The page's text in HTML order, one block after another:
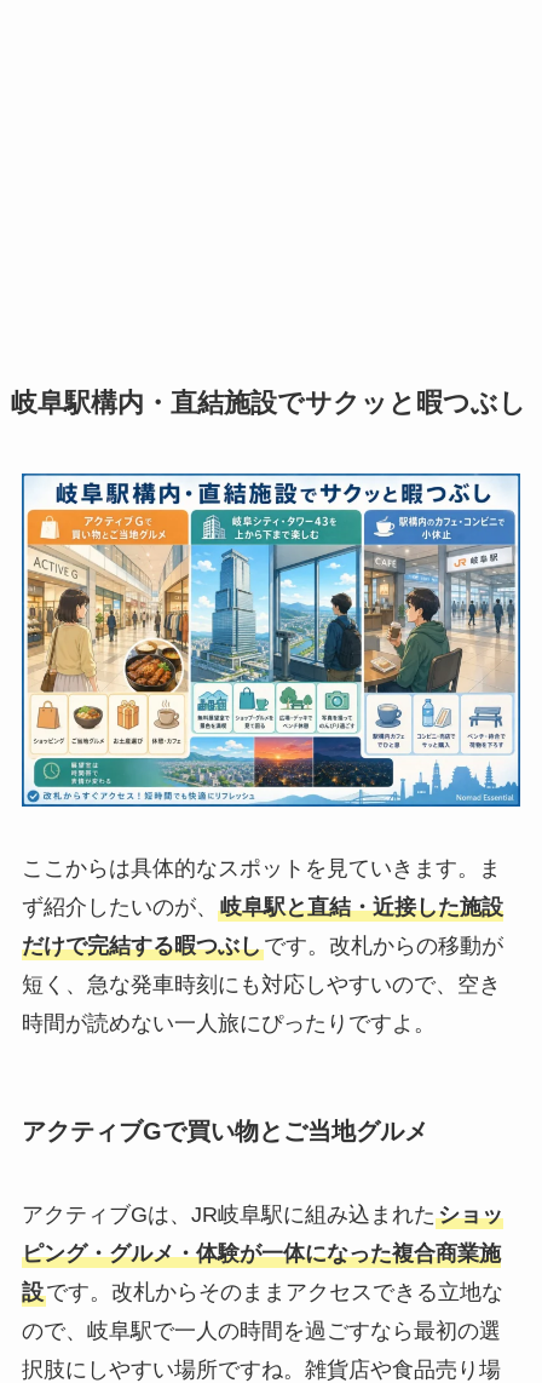
岐阜駅構内・直結施設でサクッと暇つぶし
ここからは具体的なスポットを見ていきます。ま
ず紹介したいのが、 岐阜駅と直結・近接した施設
だけで完結する暇つぶしです。改札からの移動が
短く、急な発車時刻にも対応しやすいので、空き
時間が読めない一人旅にぴったりですよ。
アクティブGで買い物とご当地グルメ
アクティブGは、JR岐阜駅に組み込まれたショッ
ピング・グルメ・体験が一体になった複合商業施
設です。改札からそのままアクセスできる立地な
ので、岐阜駅で一人の時間を過ごすなら最初の選
択肢にしやすい場所ですね。雑貨店や食品売り場